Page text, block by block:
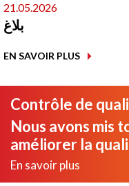
21.05.2026
بلاغ
EN SAVOIR PLUS
Contrôle de
Nous avons mis
améliorer la
En savoir plus